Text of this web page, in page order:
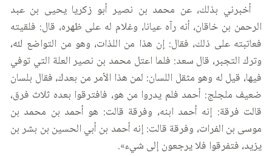
أخبرني بذلك، عن محمد بن نصير أبو زكريا يحيى بن عبد
الرحمن بن خاقان، أنه رآه عيانا، وغلام له على ظهره، قال: فلقيته
فعاتبته على ذلك، فقال: إن هذا من اللذات، وهو من التواضع لله،
وترك التجبر، قال سعد: فلما اعتل محمد بن نصير العلة التي توفي
فيها، قيل له وهو مثقل اللسان: لمن هذا الأمر من بعدك، فقال بلسان
ضعيف ملجلج: أحمد فلم يدروا من هو، فافترقوا بعده ثلاث فرق،
قالت فرقة: إنه أحمد ابنه، وفرقة قالت: هو أحمد بن محمد بن
موسى بن الفرات، وفرقة قالت: إنه أحمد بن أبي الحسين بن بشر بن
يزيد، فتفرقوا فلا يرجعون إلى شيء».